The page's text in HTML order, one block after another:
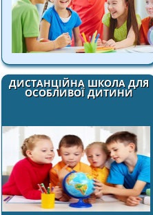
ДИСТАНЦІЙНА ШКОЛА ДЛЯ
ОСОБЛИВОЇ ДИТИНИ